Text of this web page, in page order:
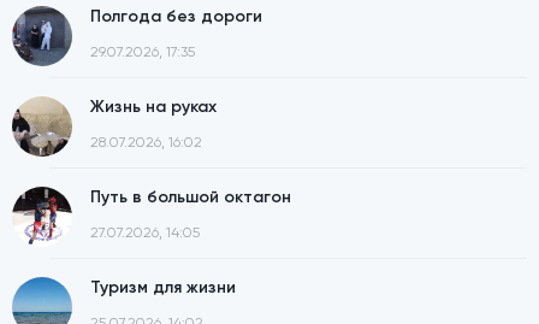
Полгода без дороги
29.07.2026, 17:35
Жизнь на руках
28.07.2026, 16:02
Путь в большой октагон
27.07.2026, 14:05
Туризм для жизни